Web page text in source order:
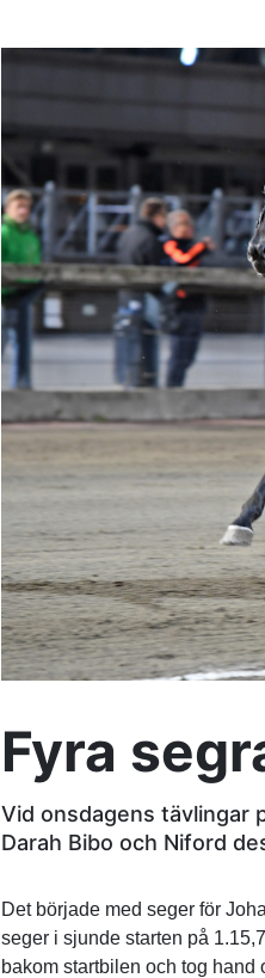
Fyra
Vid onsdagens tävlingar
Darah Bibo och Niford
Det började med seger för
seger i sjunde starten på
bakom startbilen och tog